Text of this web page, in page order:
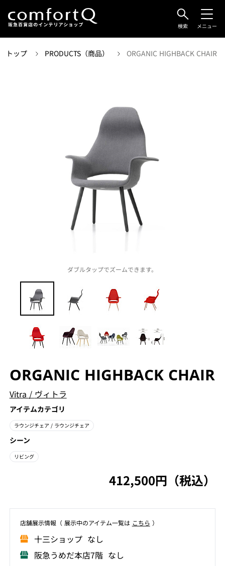
検索 メニュー
トップ PRODUCTS（商品） ORGANIC HIGHBACK CHAIR
ダブルタップでズームできます。
ORGANIC HIGHBACK CHAIR
Vitra / ヴィトラ
アイテムカテゴリ
ラウンジチェア / ラウンジチェア
シーン
リビング
412,500円（税込）
店舗展⽰情報（ 展⽰中のアイテム⼀覧は こちら ）
⼗三ショップ なし
阪急うめだ本店7階 なし